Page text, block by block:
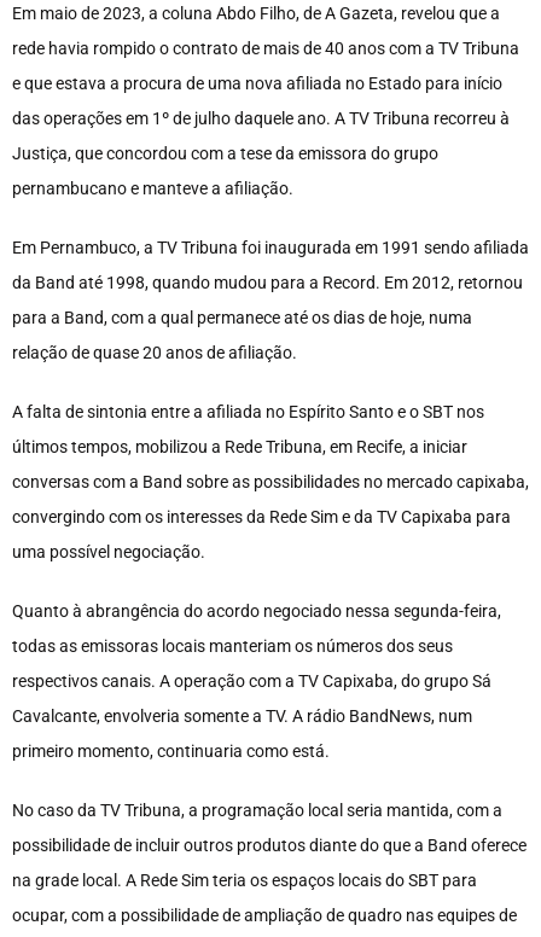
Em maio de 2023, a coluna Abdo Filho, de A Gazeta, revelou que a
rede havia rompido o contrato de mais de 40 anos com a TV Tribuna
e que estava a procura de uma nova afiliada no Estado para início
das operações em 1º de julho daquele ano. A TV Tribuna recorreu à
Justiça, que concordou com a tese da emissora do grupo
pernambucano e manteve a afiliação.
Em Pernambuco, a TV Tribuna foi inaugurada em 1991 sendo afiliada
da Band até 1998, quando mudou para a Record. Em 2012, retornou
para a Band, com a qual permanece até os dias de hoje, numa
relação de quase 20 anos de afiliação.
A falta de sintonia entre a afiliada no Espírito Santo e o SBT nos
últimos tempos, mobilizou a Rede Tribuna, em Recife, a iniciar
conversas com a Band sobre as possibilidades no mercado capixaba,
convergindo com os interesses da Rede Sim e da TV Capixaba para
uma possível negociação.
Quanto à abrangência do acordo negociado nessa segunda-feira,
todas as emissoras locais manteriam os números dos seus
respectivos canais. A operação com a TV Capixaba, do grupo Sá
Cavalcante, envolveria somente a TV. A rádio BandNews, num
primeiro momento, continuaria como está.
No caso da TV Tribuna, a programação local seria mantida, com a
possibilidade de incluir outros produtos diante do que a Band oferece
na grade local. A Rede Sim teria os espaços locais do SBT para
ocupar, com a possibilidade de ampliação de quadro nas equipes de